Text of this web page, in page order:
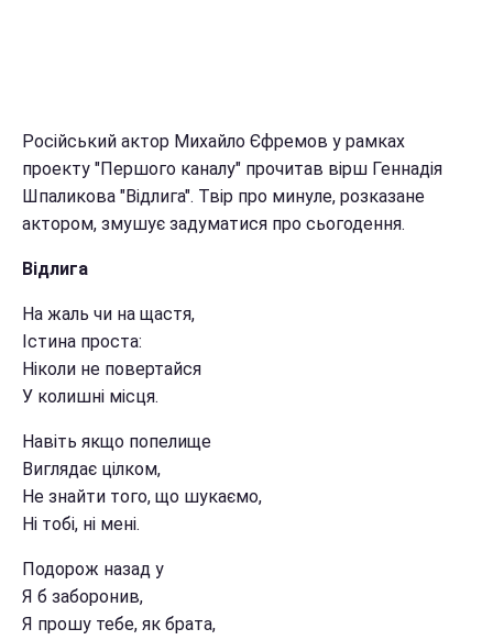
Російський актор Михайло Єфремов у рамках
проекту "Першого каналу" прочитав вірш Геннадія
Шпаликова "Відлига". Твір про минуле, розказане
актором, змушує задуматися про сьогодення.
Відлига
На жаль чи на щастя,
Істина проста:
Ніколи не повертайся
У колишні місця.
Навіть якщо попелище
Виглядає цілком,
Не знайти того, що шукаємо,
Ні тобі, ні мені.
Подорож назад у
Я б заборонив,
Я прошу тебе, як брата,